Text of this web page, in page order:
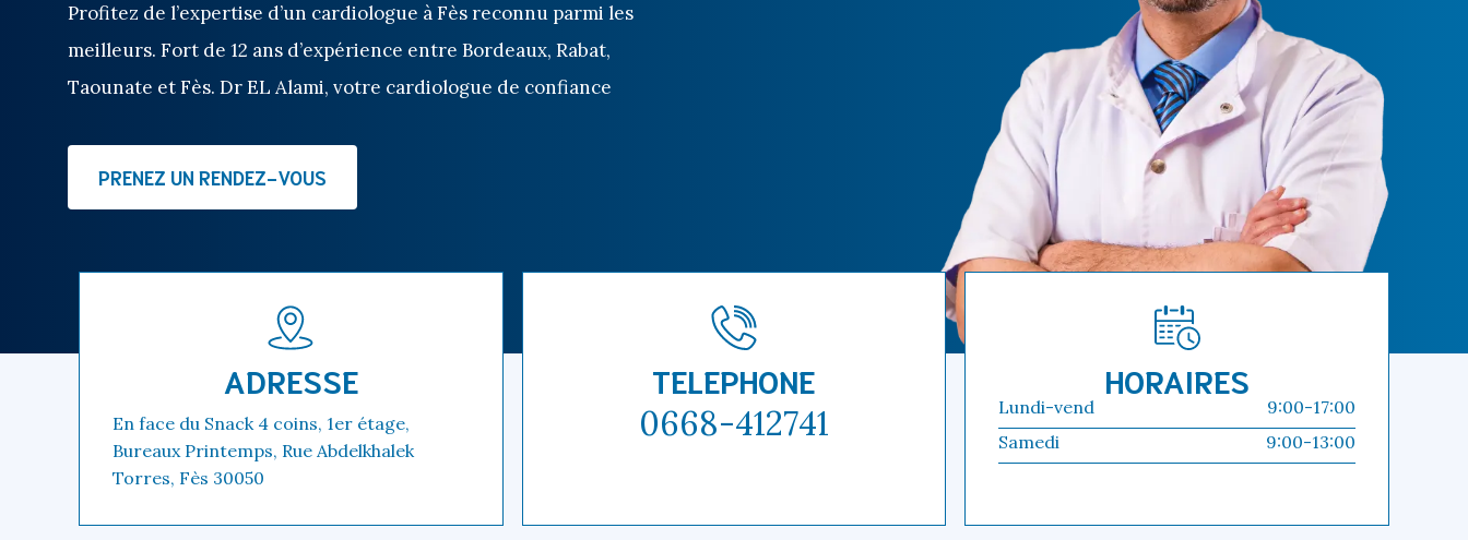
Profitez de l’expertise d’un cardiologue à Fès reconnu parmi les
meilleurs. Fort de 12 ans d’expérience entre Bordeaux, Rabat,
Taounate et Fès. Dr EL Alami, votre cardiologue de confiance
PRENEZ UN RENDEZ-VOUS
ADRESSE
En face du Snack 4 coins, 1er étage,
Bureaux Printemps, Rue Abdelkhalek
Torres, Fès 30050
TELEPHONE
0668-412741
HORAIRES
Lundi-vend
9:00-17:00
Samedi
9:00-13:00